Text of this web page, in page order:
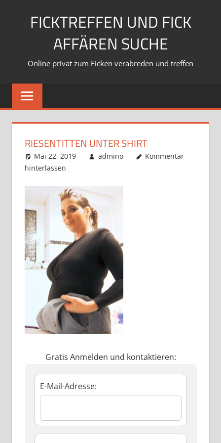
FICKTREFFEN UND FICK
AFFÄREN SUCHE
Online privat zum Ficken verabreden und treffen
RIESENTITTEN UNTER SHIRT
Mai 22, 2019 admino
Kommentar
hinterlassen
Gratis Anmelden und kontaktieren:
E-Mail-Adresse: